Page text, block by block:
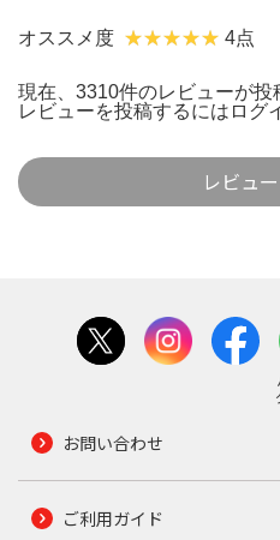
オススメ度 4点
現在、3310件のレビューが投
レビューを投稿するには ログ
レビュ
お問い合わせ
ご利用ガイド